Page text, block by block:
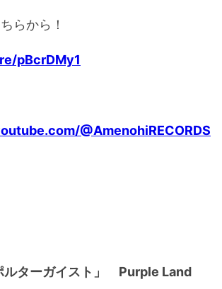
らから！
pBcrDMy1
@AmenohiRECORDS
ルターガイスト」 Purple Land